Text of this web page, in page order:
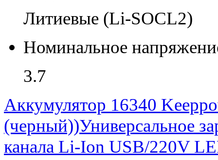
Литиевые (Li-SOCL2)
Номинальное
3.7
Аккумулятор 16340
(черный))Универсальное
канала Li-Ion USB/220V